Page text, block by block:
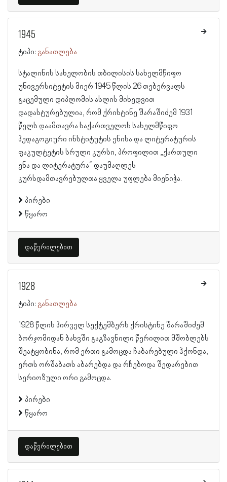
1945
ტიპი: განათლება
სტალინის სახელობის თბილისის სახელმწიფო
უნივერსიტეტის მიერ 1945 წლის 26 თებერვალს
გაცემული დიპლომის ასლის მიხედვით
დადასტურებულია, რომ ქრისტინე შარაშიძემ 1931
წელს დაამთავრა საქართველოს სახელმწიფო
პედაგოგიური ინსტიტუტის ენისა და ლიტერატურის
ფაკულტეტის სრული კურსი, პროფილით „ქართული
ენა და ლიტერატურა“ დაუმაღლეს
კურსდამთავრებულთა ყველა უფლება მიენიჭა.
პირები
წყარო
დაწვრილებით
1928
ტიპი: განათლება
1928 წლის პირველ სექტემბერს ქრისტინე შარაშიძემ
ბორჯომიდან ბახვში გაგზავნილი წერილით მშობლებს
შეატყობინა, რომ ერთი გამოცდა ჩაბარებული ჰქონდა,
ერთს ორშაბათს აბარებდა და რჩებოდა შედარებით
სერიოზული ორი გამოცდა.
პირები
წყარო
დაწვრილებით